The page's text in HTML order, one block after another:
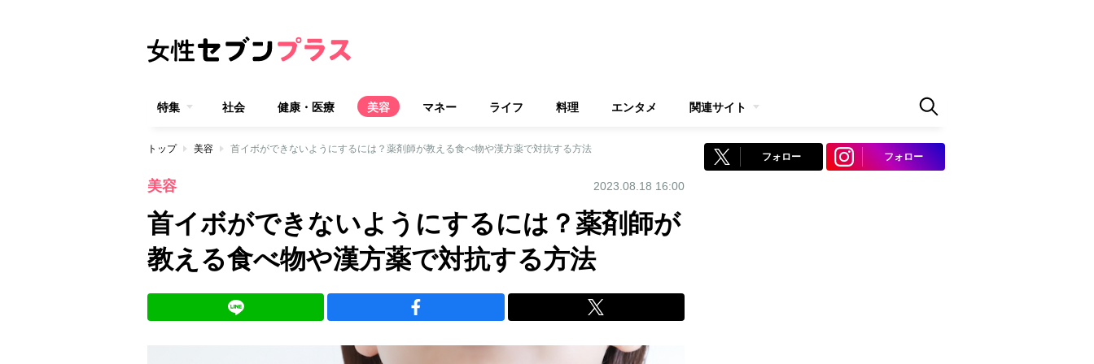
特集 社会 健康・医療 美容 マネー ライフ 料理 エンタメ 関連サイト
トップ 美容 首イボができないようにするには？薬剤師が教える食べ物や漢方薬で対抗する方法
美容 2023.08.18 16:00
首イボができないようにするには？薬剤師が
教える食べ物や漢方薬で対抗する方法
フォロー フォロー